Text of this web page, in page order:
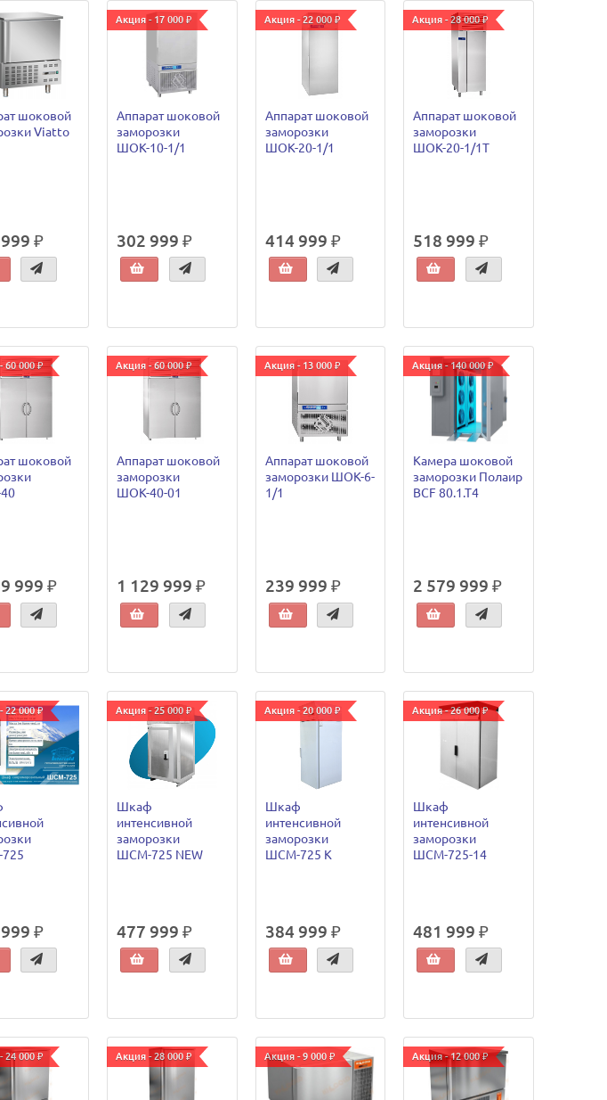
шоковой
Viatto
₽
Акция - 17 000 ₽
Аппарат шоковой
заморозки
ШОК-10-1/1
302 999 ₽
Акция - 22 000 ₽
Аппарат шоковой
заморозки
ШОК-20-1/1
414 999 ₽
Акция - 28 000 ₽
Аппарат шоковой
заморозки
ШОК-20-1/1Т
518 999 ₽
60 000 ₽
шоковой
999 ₽
Акция - 60 000 ₽
Аппарат шоковой
заморозки
ШОК-40-01
1 129 999 ₽
Акция - 13 000 ₽
Аппарат шоковой
заморозки ШОК-6-
1/1
239 999 ₽
Акция - 140 000 ₽
Камера шоковой
заморозки Полаир
BCF 80.1.T4
2 579 999 ₽
22 000 ₽
₽
Акция - 25 000 ₽
Шкаф
интенсивной
заморозки
ШСМ-725 NEW
477 999 ₽
Акция - 20 000 ₽
Шкаф
интенсивной
заморозки
ШСМ-725 К
384 999 ₽
Акция - 26 000 ₽
Шкаф
интенсивной
заморозки
ШСМ-725-14
481 999 ₽
24 000 ₽ Акция - 28 000 ₽ Акция - 9 000 ₽ Акция - 12 000 ₽